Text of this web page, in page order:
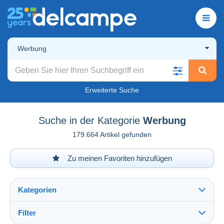
Werbung
Erweiterte Suche
Suche in der Kategorie Werbung
179.664 Artikel gefunden
Zu meinen Favoriten hinzufügen
Kategorien
Filter